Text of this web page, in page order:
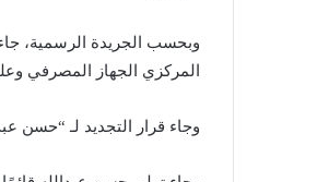
المركزي الجهاز المصرفي وعلى
وجاء قرار التجديد لـ “حسن